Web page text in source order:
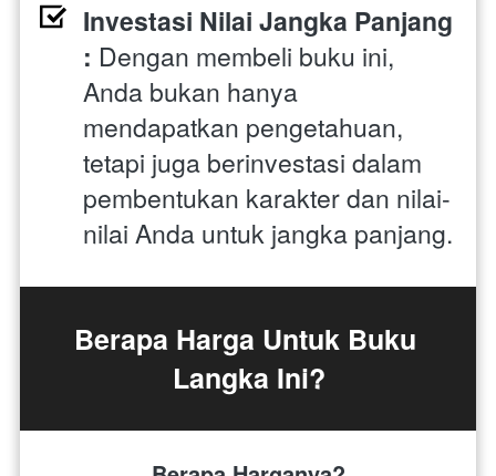
Investasi Nilai Jangka Panjang
: Dengan membeli buku ini,
Anda bukan hanya
mendapatkan pengetahuan,
tetapi juga berinvestasi dalam
pembentukan karakter dan nilai-
nilai Anda untuk jangka panjang.
Berapa Harga Untuk Buku
Langka Ini?